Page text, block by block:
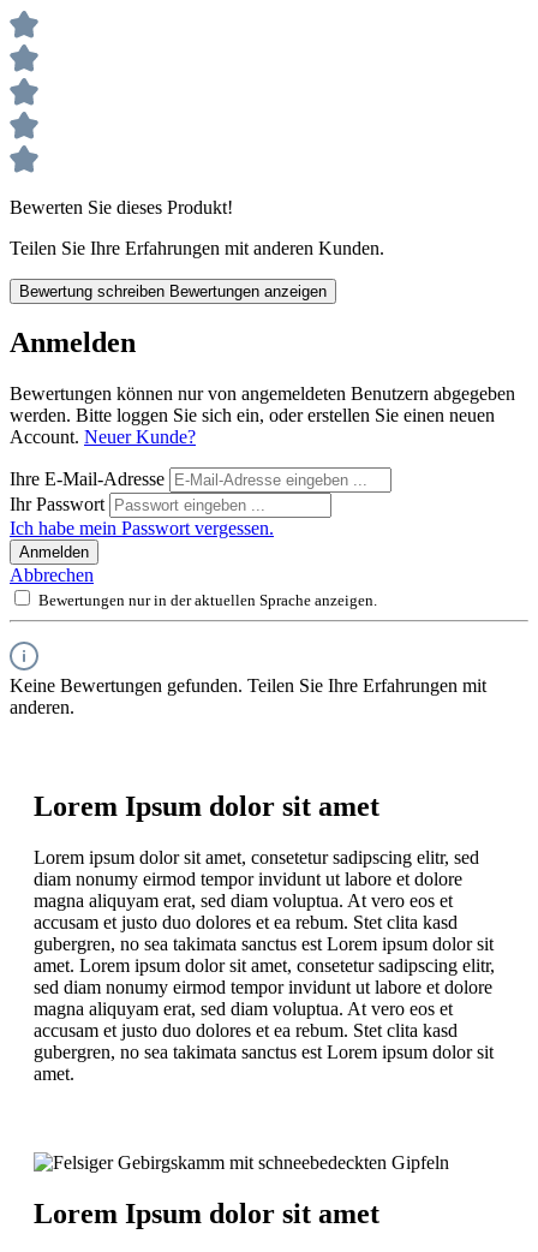
Bewerten Sie dieses Produkt!
Teilen Sie Ihre Erfahrungen mit anderen Kunden.
Bewertung schreiben Bewertungen anzeigen
Anmelden
Bewertungen können nur von angemeldeten Benutzern abgegeben
werden. Bitte loggen Sie sich ein, oder erstellen Sie einen neuen
Account. Neuer Kunde?
Ihre E-Mail-Adresse
Ihr Passwort
Ich habe mein Passwort vergessen.
Anmelden
Abbrechen
Bewertungen nur in der aktuellen Sprache anzeigen.
Keine Bewertungen gefunden. Teilen Sie Ihre Erfahrungen mit
anderen.
Lorem Ipsum dolor sit amet
Lorem ipsum dolor sit amet, consetetur sadipscing elitr, sed
diam nonumy eirmod tempor invidunt ut labore et dolore
magna aliquyam erat, sed diam voluptua. At vero eos et
accusam et justo duo dolores et ea rebum. Stet clita kasd
gubergren, no sea takimata sanctus est Lorem ipsum dolor sit
amet. Lorem ipsum dolor sit amet, consetetur sadipscing elitr,
sed diam nonumy eirmod tempor invidunt ut labore et dolore
magna aliquyam erat, sed diam voluptua. At vero eos et
accusam et justo duo dolores et ea rebum. Stet clita kasd
gubergren, no sea takimata sanctus est Lorem ipsum dolor sit
amet.
Lorem Ipsum dolor sit amet